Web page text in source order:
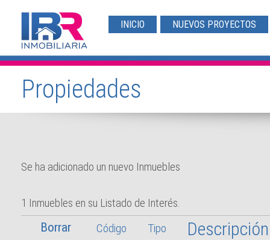
INICIO NUEVOS PROYECTOS
Propiedades
Se ha adicionado un nuevo Inmuebles
1 Inmuebles en su Listado de Interés.
Código
Tipo Descripción